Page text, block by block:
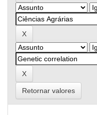
Retornar valores